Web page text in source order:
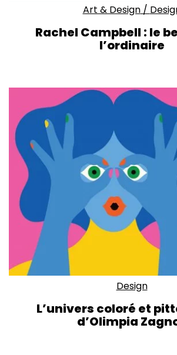
Art & Design/
Rachel Campbell : le
l’ordinaire
Design
L’univers coloré et
d’Olimpia